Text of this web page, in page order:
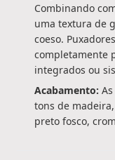
Combinando
uma textura de
coeso.
completamente
integrados ou
Acabamento:
tons de
preto fosco,